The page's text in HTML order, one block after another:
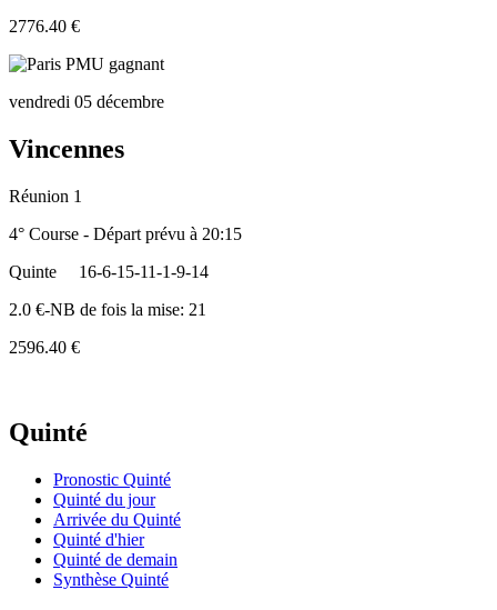
2776.40 €
vendredi 05 décembre
Vincennes
Réunion 1
4° Course - Départ prévu à 20:15
Quinte
16-6-15-11-1-9-14
2.0 €-NB de fois la mise: 21
2596.40 €
Quinté
Pronostic Quinté
Quinté du jour
Arrivée du Quinté
Quinté d'hier
Quinté de demain
Synthèse Quinté